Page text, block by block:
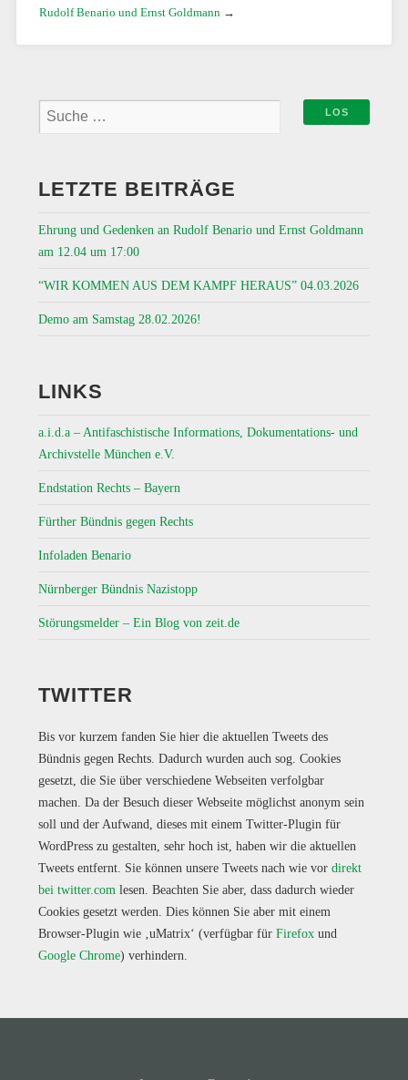
Rudolf Benario und Ernst Goldmann→
LETZTE BEITRÄGE
Ehrung und Gedenken an Rudolf Benario und Ernst Goldmann
am 12.04 um 17:00
“WIR KOMMEN AUS DEM KAMPF HERAUS” 04.03.2026
Demo am Samstag 28.02.2026!
LINKS
a.i.d.a – Antifaschistische Informations, Dokumentations- und
Archivstelle München e.V.
Endstation Rechts – Bayern
Fürther Bündnis gegen Rechts
Infoladen Benario
Nürnberger Bündnis Nazistopp
Störungsmelder – Ein Blog von zeit.de
TWITTER
Bis vor kurzem fanden Sie hier die aktuellen Tweets des
Bündnis gegen Rechts. Dadurch wurden auch sog. Cookies
gesetzt, die Sie über verschiedene Webseiten verfolgbar
machen. Da der Besuch dieser Webseite möglichst anonym sein
soll und der Aufwand, dieses mit einem Twitter-Plugin für
WordPress zu gestalten, sehr hoch ist, haben wir die aktuellen
Tweets entfernt. Sie können unsere Tweets nach wie vor direkt
bei twitter.com lesen. Beachten Sie aber, dass dadurch wieder
Cookies gesetzt werden. Dies können Sie aber mit einem
Browser-Plugin wie ‚uMatrix‘ (verfügbar für Firefoxund
Google Chrome) verhindern.